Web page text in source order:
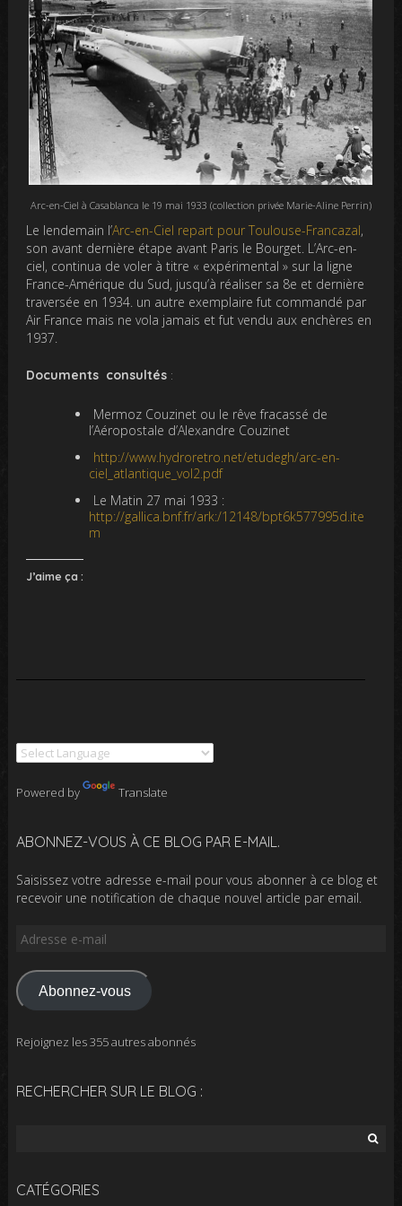
Arc-en-Ciel à Casablanca le 19 mai 1933 (collection privée Marie-Aline Perrin)
Le lendemain l’Arc-en-Ciel repart pour Toulouse-Francazal,
son avant dernière étape avant Paris le Bourget. L’Arc-en-
ciel, continua de voler à titre « expérimental » sur la ligne
France-Amérique du Sud, jusqu’à réaliser sa 8e et dernière
traversée en 1934. un autre exemplaire fut commandé par
Air France mais ne vola jamais et fut vendu aux enchères en
1937.
Documents consultés :
Mermoz Couzinet ou le rêve fracassé de
l’Aéropostale d’Alexandre Couzinet
http://www.hydroretro.net/etudegh/arc-en-
ciel_atlantique_vol2.pdf
Le Matin 27 mai 1933 :
http://gallica.bnf.fr/ark:/12148/bpt6k577995d.ite
m
J’aime ça :
Powered by Translate
ABONNEZ-VOUS À CE BLOG PAR E-MAIL.
Saisissez votre adresse e-mail pour vous abonner à ce blog et
recevoir une notification de chaque nouvel article par email.
Adresse
mail
Abonnez-vous
Rejoignez les 355 autres abonnés
RECHERCHER SUR LE BLOG :
CATÉGORIES